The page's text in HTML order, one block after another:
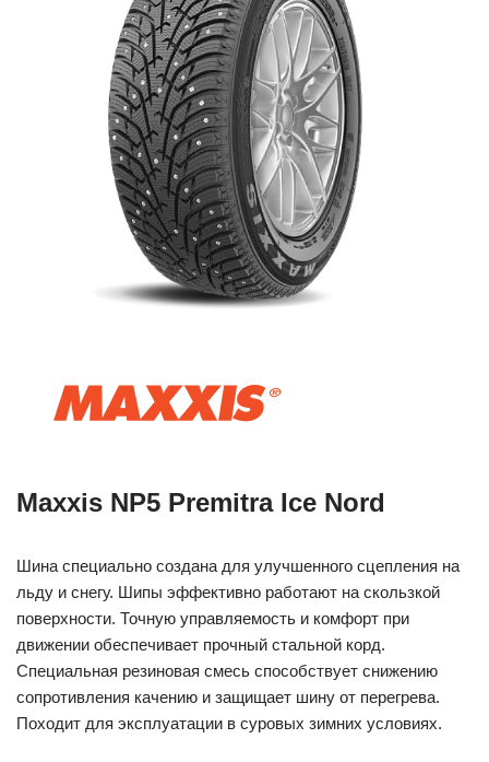
Maxxis NP5 Premitra Ice Nord
Шина специально создана для улучшенного сцепления на
льду и снегу. Шипы эффективно работают на скользкой
поверхности. Точную управляемость и комфорт при
движении обеспечивает прочный стальной корд.
Специальная резиновая смесь способствует снижению
сопротивления качению и защищает шину от перегрева.
Походит для эксплуатации в суровых зимних условиях.